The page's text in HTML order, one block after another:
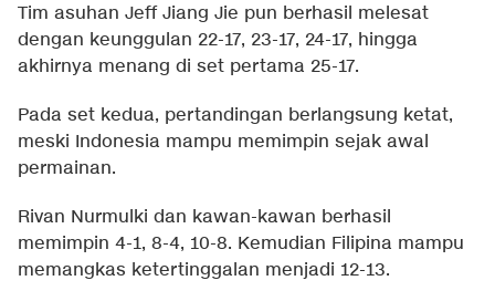
Tim asuhan Jeff Jiang Jie pun berhasil melesat
dengan keunggulan 22-17, 23-17, 24-17, hingga
akhirnya menang di set pertama 25-17.
Pada set kedua, pertandingan berlangsung ketat,
meski Indonesia mampu memimpin sejak awal
permainan.
Rivan Nurmulki dan kawan-kawan berhasil
memimpin 4-1, 8-4, 10-8. Kemudian Filipina mampu
memangkas ketertinggalan menjadi 12-13.